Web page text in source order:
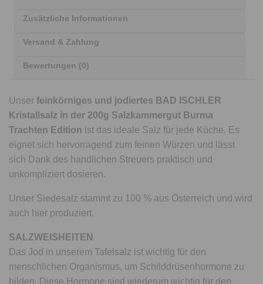
Zusätzliche Informationen
Versand & Zahlung
Bewertungen (0)
Unserfeinkörniges und jodiertes BAD ISCHLER
Kristallsalz in der 200g Salzkammergut Burma
Trachten Edition ist das ideale Salz für jede Küche. Es
eignet sich hervorragend zum feinen Würzen und lässt
sich Dank des handlichen Streuers praktisch und
unkompliziert dosieren.
Unser Siedesalz stammt zu 100 % aus Österreich und wird
auch hier produziert.
SALZWEISHEITEN
Das Jod in unserem Tafelsalz ist wichtig für den
menschlichen Organismus, um Schilddrüsenhormone zu
bilden. Diese Hormone sind wiederum wichtig für den